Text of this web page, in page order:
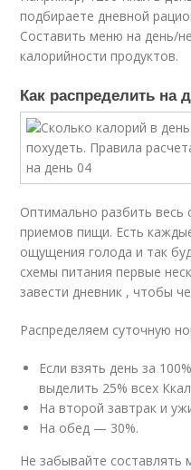
подбираете дневной
Составить меню на день/
калорийности продуктов.
Как распределить на
Оптимально разбить весь
приемов пищи. Есть
ощущения голода и так
схемы питания первые
завести дневник , чтобы
Распределяем суточную
Если взять день за
выделить 25% всех
На второй завтрак и
На обед — 30%.
Не забывайте